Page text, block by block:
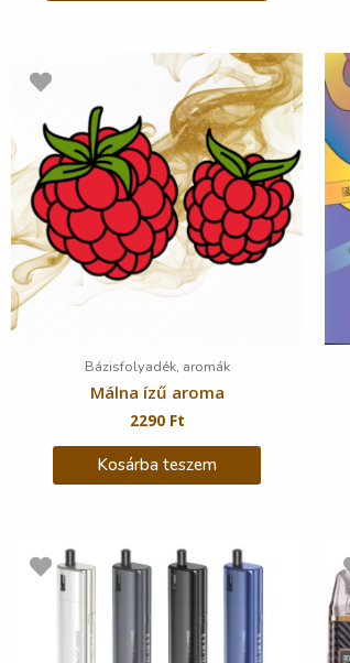
Bázisfolyadék, aromák
Málna ízű aroma
2290 Ft
Kosárba teszem